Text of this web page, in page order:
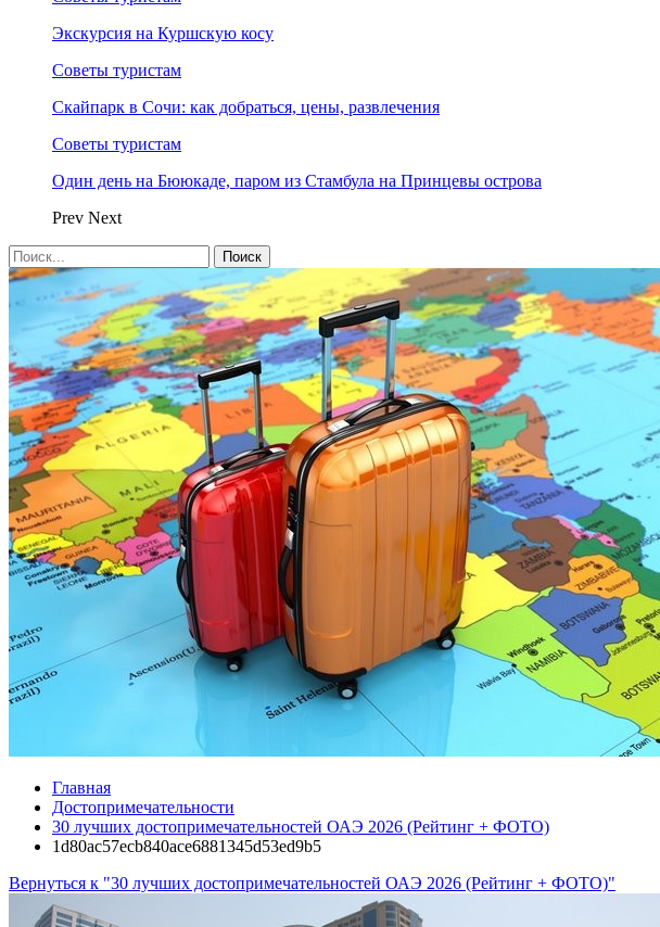
Экскурсия на Куршскую косу
Советы туристам
Скайпарк в Сочи: как добраться, цены, развлечения
Советы туристам
Один день на Бююкаде, паром из Стамбула на Принцевы острова
Prev Next
Главная
Достопримечательности
30 лучших достопримечательностей ОАЭ 2026 (Рейтинг + ФОТО)
1d80ac57ecb840ace6881345d53ed9b5
Вернуться к "30 лучших достопримечательностей ОАЭ 2026 (Рейтинг + ФОТО)"